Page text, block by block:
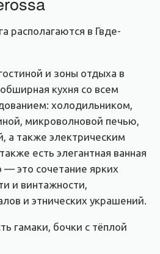
располагаются в Гвде-
и зоны отдыха в
кухня со всем
холодильником,
микроволновой печью,
а также электрическим
есть элегантная ванная
— это сочетание ярких
и винтажности,
и этнических украшений.
гамаки, бочки с тёплой